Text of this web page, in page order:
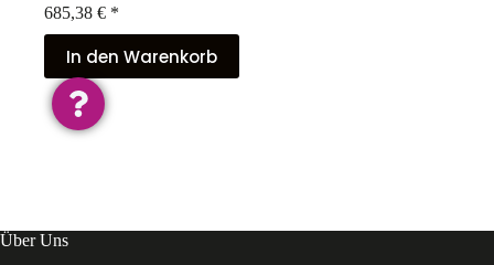
685,38 € *
In den Warenkorb
Über Uns